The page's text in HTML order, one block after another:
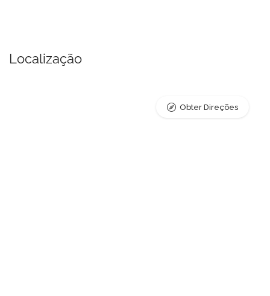
Localização
Obter Direções